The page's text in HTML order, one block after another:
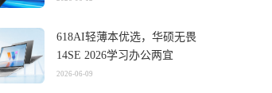
618AI轻薄本优选，华硕无畏
14SE 2026学习办公两宜
2026-06-09